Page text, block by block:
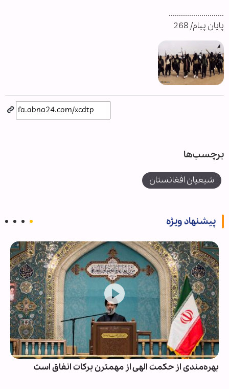
...........................
پایان پیام/ 268
برچسب‌ها
شیعیان افغانستان
پیشنهاد ویژه
بهره‌مندی از حکمت الهی از مهمترن برکات انفاق است